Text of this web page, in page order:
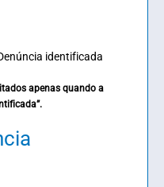
identificada
apenas quando a